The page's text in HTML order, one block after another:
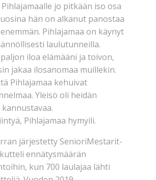
jo pitkään iso osa
hän on alkanut panostaa
Pihlajamaa on käynyt
laulutunneilla.
iloa elämääni ja toivon,
jakaa ilosanomaa muillekin.
Pihlajamaa kehuivat
Yleisö oli heidän
Pihlajamaa hymyili.
järjestetty SenioriMestarit-
ennätysmäärän
kun 700 laulajaa lähti